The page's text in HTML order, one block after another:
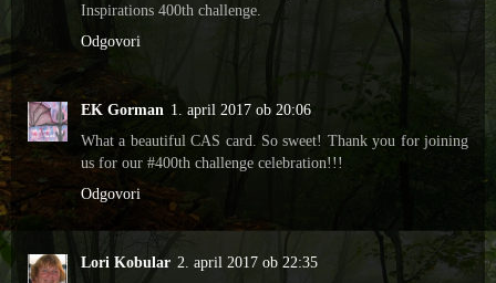
Inspirations 400th challenge.
Odgovori
EK Gorman 1. april 2017 ob 20:06
What a beautiful CAS card. So sweet! Thank you for joining
us for our #400th challenge celebration!!!
Odgovori
Lori Kobular 2. april 2017 ob 22:35